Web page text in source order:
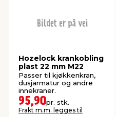
Hozelock krankobling
plast 22 mm M22
Passer til kjøkkenkran,
dusjarmatur og andre
innekraner.
95,90pr. stk.
Frakt m.m. legges til